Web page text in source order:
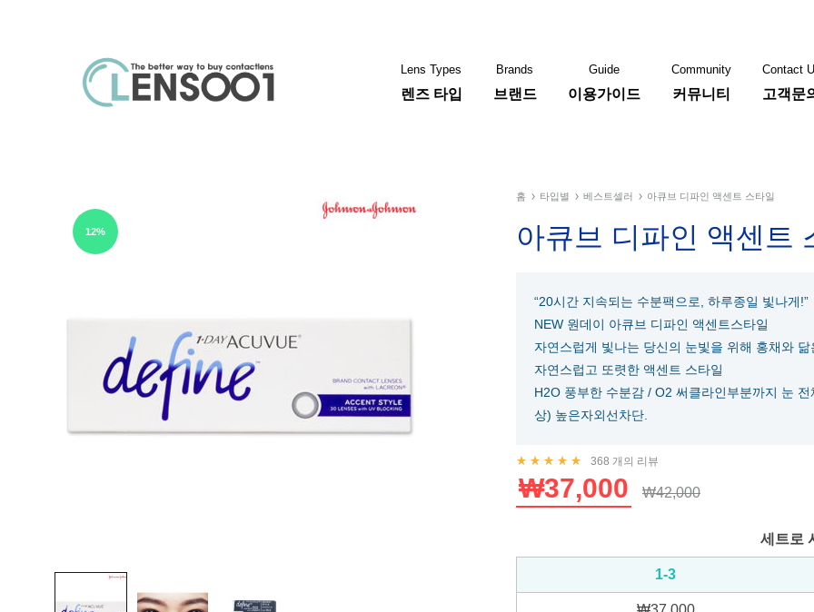
추
천
가
Lens Types
렌즈 타입
Brands
브랜드
Guide
이용가이드
Community
커뮤니티
Contact
고객문
12%
홈 타입별 베스트셀러 아큐브 디파인 액센트 스타일
아큐브 디파인 액센트
“20시간 지속되는 수분팩으로, 하루종일 빛나게!”
NEW 원데이 아큐브 디파인 액센트스타일
자연스럽게 빛나는 당신의 눈빛을 위해 홍채와
자연스럽고 또렷한 액센트 스타일
H2O 풍부한 수분감 / O2 써클라인부분까지 눈
상) 높은자외선차단.
368 개의 리뷰
₩37,000 ₩42,000
세트로
1-3